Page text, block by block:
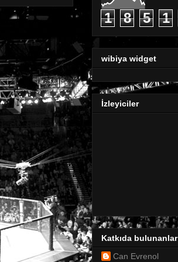
1 8 5 1
wibiya widget
İzleyiciler
Katkıda bulunanlar
Can Evrenol